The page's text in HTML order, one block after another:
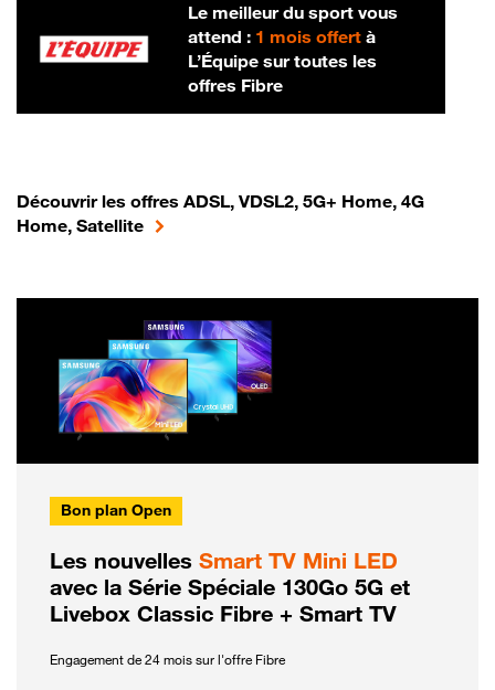
Le meilleur du sport vous
attend : 1 mois offertà
L’Équipe sur toutes les
offres Fibre
Découvrir les offres ADSL, VDSL2, 5G+ Home, 4G
Home, Satellite
Bon plan Open
Les nouvelles Smart TV Mini LED
avec la Série Spéciale 130Go 5G et
Livebox Classic Fibre + Smart TV
Engagement de 24 mois sur l'offre Fibre